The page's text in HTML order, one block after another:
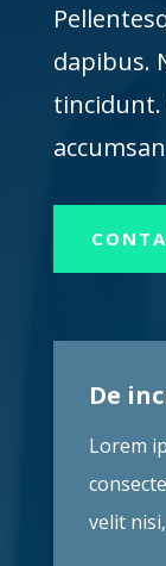
dapibus.
De
Lorem
velit